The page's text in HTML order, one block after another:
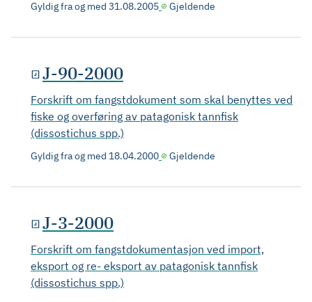
Gyldig fra og med 31.08.2005 Gjeldende
J-90-2000
Forskrift om fangstdokument som skal benyttes ved
fiske og overføring av patagonisk tannfisk
(dissostichus spp.)
Gyldig fra og med 18.04.2000 Gjeldende
J-3-2000
Forskrift om fangstdokumentasjon ved import,
eksport og re- eksport av patagonisk tannfisk
(dissostichus spp.)